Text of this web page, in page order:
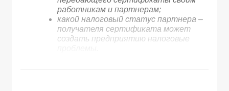
работникам и партнерам;
какой налоговый статус партнера –
получателя сертификата может
создать предприятию налоговые